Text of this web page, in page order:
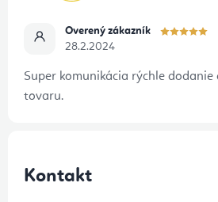
Overený zákazník
28.2.2024
Super komunikácia rýchle dodanie
tovaru.
Kontakt